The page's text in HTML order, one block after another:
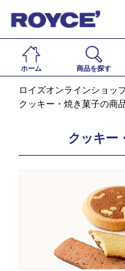
ホーム 商品を探す
ロイズオンラインショッ
クッキー・焼き菓子の商
クッキー